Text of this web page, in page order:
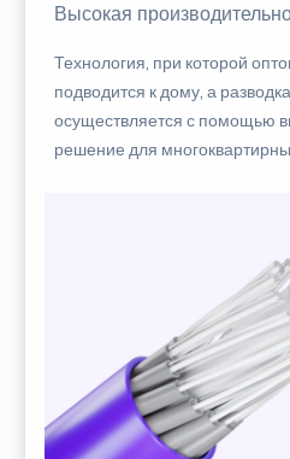
Высокая
Технология, при которой
подводится к дому, а
осуществляется с помощью
решение для